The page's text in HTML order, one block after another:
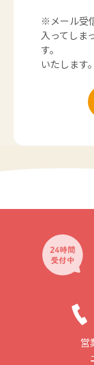
※メール受
入ってしま
す。
いたします。
営